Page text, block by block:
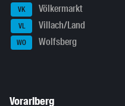
VK Völkermarkt
VL Villach/Land
WO Wolfsberg
Vorarlberg